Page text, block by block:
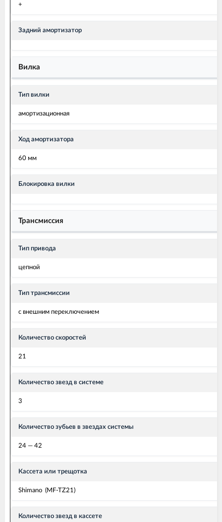
+
Задний амортизатор
Вилка
Тип вилки
амортизационная
Ход амортизатора
60 мм
Блокировка вилки
Трансмиссия
Тип привода
цепной
Тип трансмиссии
с внешним переключением
Количество скоростей
21
Количество звезд в системе
3
Количество зубьев в звездах системы
24 — 42
Кассета или трещотка
Shimano (MF-TZ21)
Количество звезд в кассете